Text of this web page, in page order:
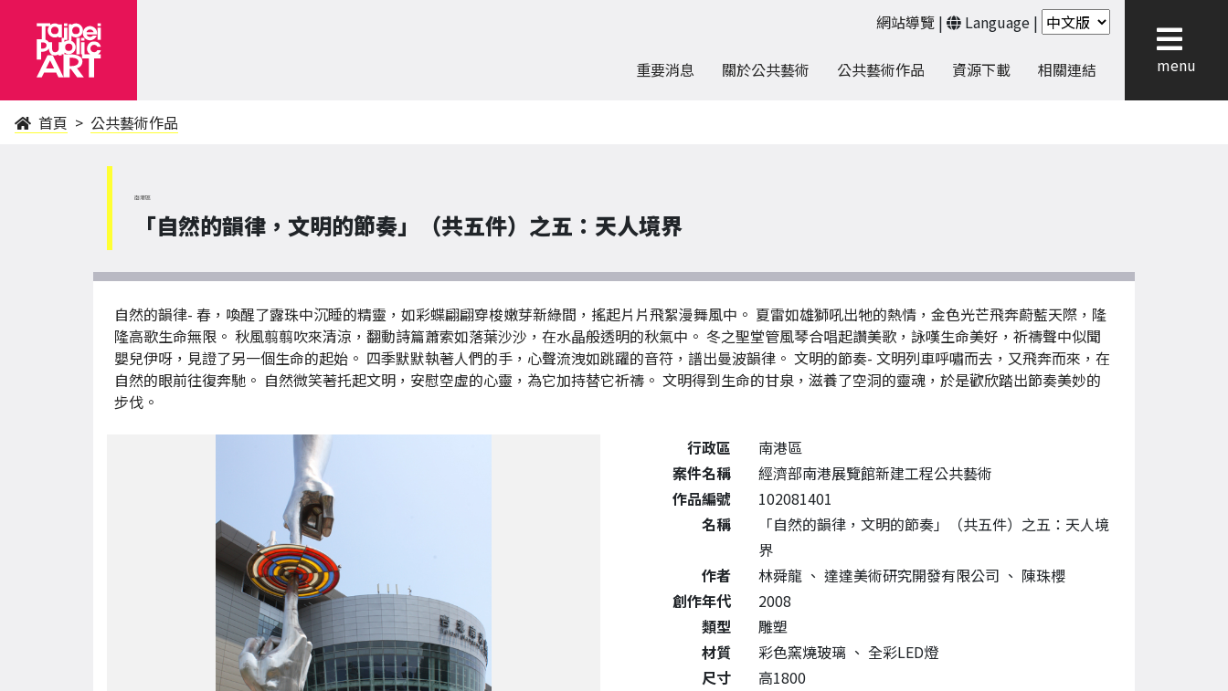
網站導覽 | Language |
重要消息 關於公共藝術 公共藝術作品 資源下載 相關連結 menu
首頁 公共藝術作品
南港區
「自然的韻律，文明的節奏」（共五件）之五：天人境界
自然的韻律- 春，喚醒了露珠中沉睡的精靈，如彩蝶翩翩穿梭嫩芽新綠間，搖起片片飛絮漫舞風中。 夏雷如雄獅吼出牠的熱情，金色光芒飛奔蔚藍天際，隆
隆高歌生命無限。 秋風翦翦吹來清涼，翻動詩篇蕭索如落葉沙沙，在水晶般透明的秋氣中。 冬之聖堂管風琴合唱起讚美歌，詠嘆生命美好，祈禱聲中似聞
嬰兒伊呀，見證了另一個生命的起始。 四季默默執著人們的手，心聲流洩如跳躍的音符，譜出曼波韻律。 文明的節奏- 文明列車呼嘯而去，又飛奔而來，在
自然的眼前往復奔馳。 自然微笑著托起文明，安慰空虛的心靈，為它加持替它祈禱。 文明得到生命的甘泉，滋養了空洞的靈魂，於是歡欣踏出節奏美妙的
步伐。
公共藝術作品詳細資料
行政區
南港區
案件名稱
經濟部南港展覽館新建工程公共藝術
作品編號
102081401
名稱
「自然的韻律，文明的節奏」（共五件）之五：天人境
界
作者
林舜龍 、 達達美術研究開發有限公司 、 陳珠櫻
創作年代
2008
類型
雕塑
材質
彩色窯燒玻璃 、 全彩LED燈
尺寸
高1800